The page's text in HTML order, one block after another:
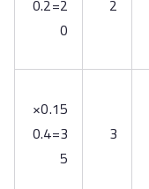
2
2=0.2
0
3
0.15×
3=0.4
5